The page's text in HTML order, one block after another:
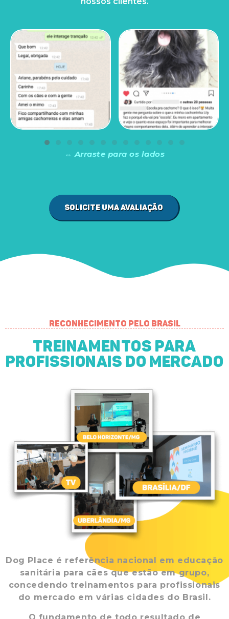
⇔ Arraste para os lados
Solicite uma avaliação
Reconhecimento pelo Brasil
Treinamentos para
profissionais do mercado
Dog Place é referência nacional em educação
sanitária para cães que estão em grupo,
concedendo treinamentos para profissionais
do mercado em várias cidades do Brasil.